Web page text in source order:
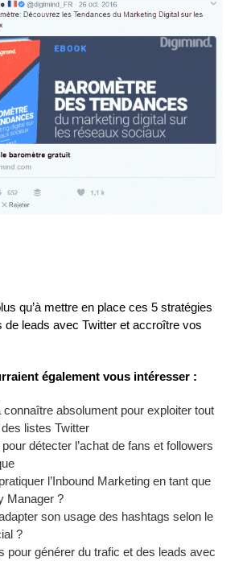
qu’à mettre en place ces 5 stratégies
de leads avec Twitter et accroître vos
également vous intéresser :
connaître absolument pour exploiter tout
listes Twitter
détecter l’achat de fans et followers
l’Inbound Marketing en tant que
Manager ?
son usage des hashtags selon le
?
pour générer du trafic et des leads avec